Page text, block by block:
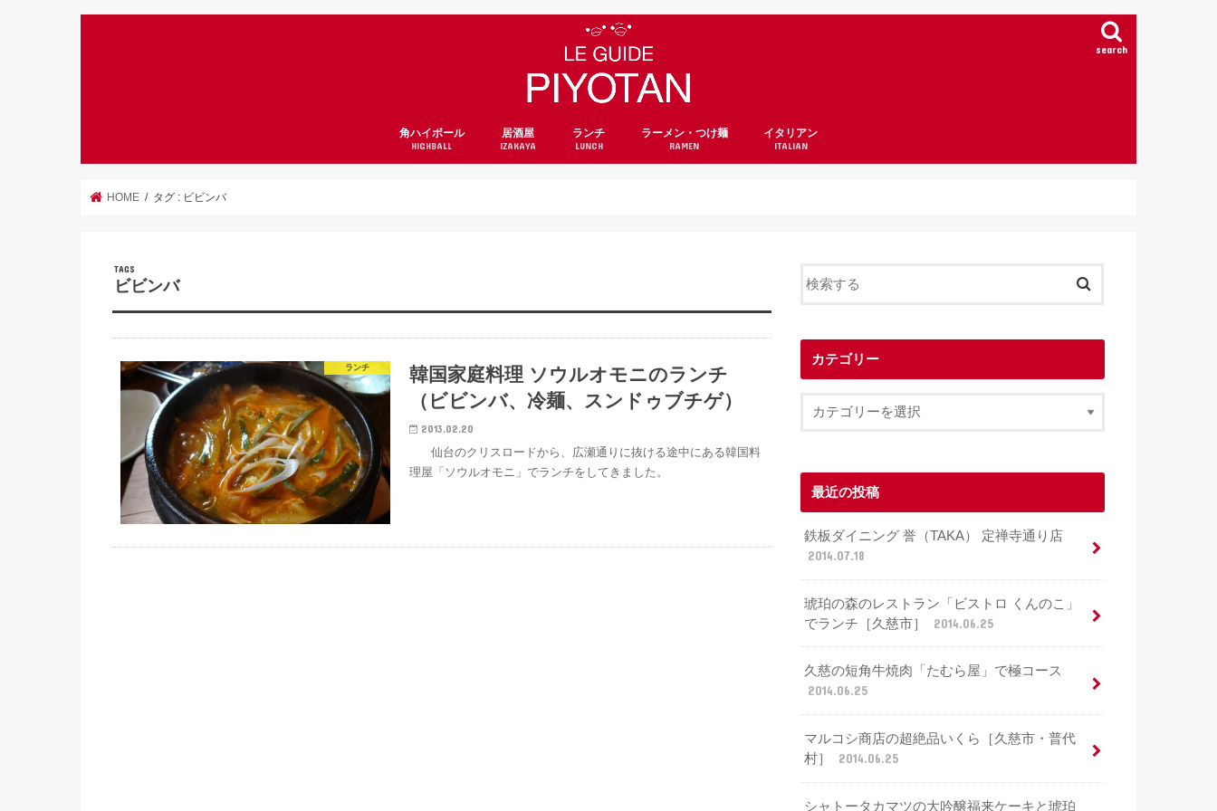
search
角ハイボール
HIGHBALL
居酒屋
IZAKAYA
ランチ
LUNCH
ラーメン・つけ麺
RAMEN
イタリアン
ITALIAN
HOME タグ : ビビンバ
ビビンバ
ランチ
韓国家庭料理 ソウルオモニのランチ
（ビビンバ、冷麺、スンドゥブチゲ）
2013.02.20
仙台のクリスロードから、広瀬通りに抜ける途中にある韓国料
理屋「ソウルオモニ」でランチをしてきました。
カテゴリー
最近の投稿
鉄板ダイニング 誉（TAKA） 定禅寺通り店
2014.07.18
琥珀の森のレストラン「ビストロ くんのこ」
でランチ［久慈市］
2014.06.25
久慈の短角牛焼肉「たむら屋」で極コース
2014.06.25
マルコシ商店の超絶品いくら［久慈市・普代
村］
2014.06.25
シャトータカマツの大吟醸福来ケーキと琥珀